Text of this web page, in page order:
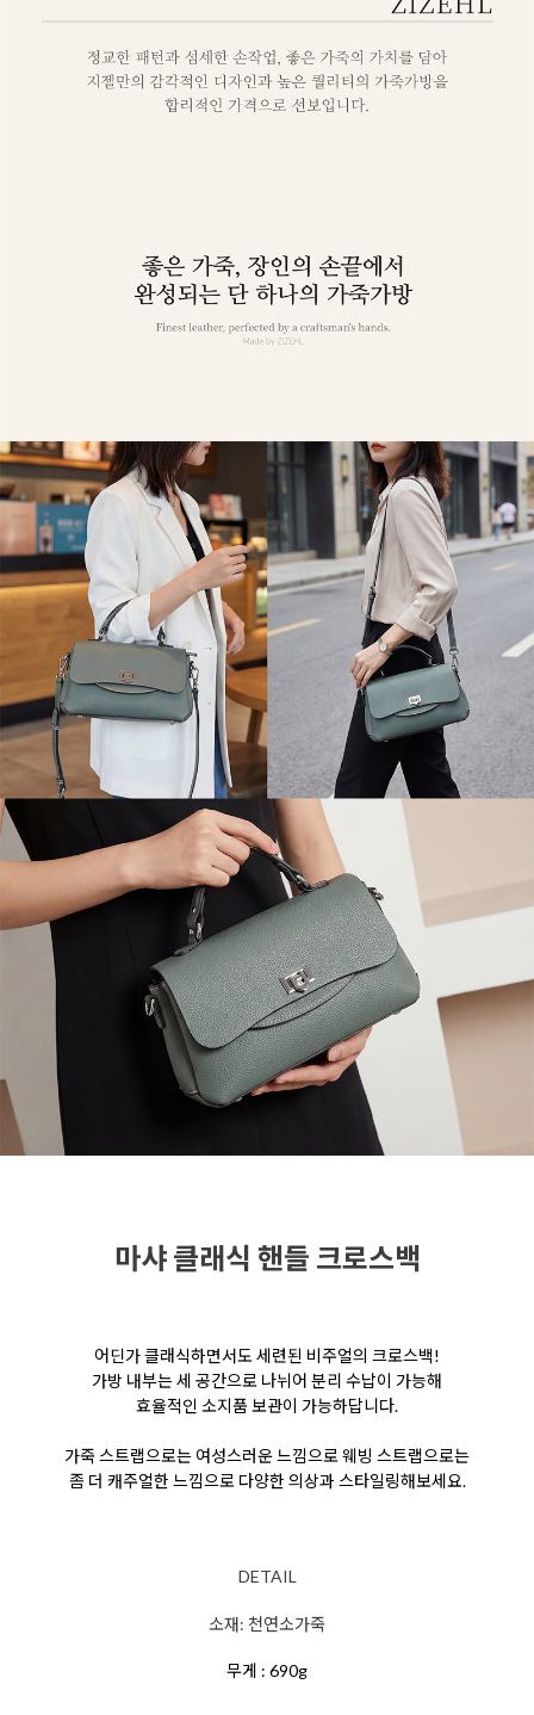
마샤 클래식 핸들 크로스백
어딘가 클래식하면서도 세련된 비주얼의 크로스백!
가방 내부는 세 공간으로 나뉘어 분리 수납이 가능해
효율적인 소지품 보관이 가능하답니다.
가죽 스트랩으로는 여성스러운 느낌으로 웨빙 스트랩으로는
좀 더 캐주얼한 느낌으로 다양한 의상과 스타일링해보세요.
DETAIL
소재: 천연소가죽
무게 : 690g